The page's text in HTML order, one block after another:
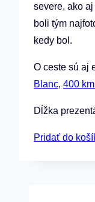
severe, ako
boli tým
kedy bol.
O ceste sú aj
Blanc, 400
Dĺžka
Pridať do